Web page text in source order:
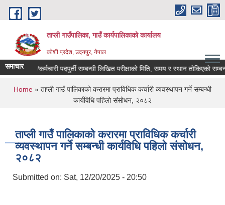
Skip to main content
ताप्ली गाउँपालिका, गाउँ कार्यपालिकाको कार्यालय
कोशी प्रदेश, उदयपुर, नेपाल
समाचारकरार/कर्मचारी पदपुर्ती सम्बन्धी लिखित परीक्षाको मिति, समय र स्थान तोकिएको
You are here
Home » ताप्ली गाउँ पालिकाको करारमा प्राविधिक कर्चारी व्यवस्थापन गर्ने सम्बन्धी
कार्यविधि पहिलो संसोधन, २०८२
ताप्ली गाउँ पालिकाको करारमा प्राविधिक कर्चारी
व्यवस्थापन गर्ने सम्बन्धी कार्यविधि पहिलो संसोधन,
२०८२
Submitted on: Sat, 12/20/2025 - 20:50